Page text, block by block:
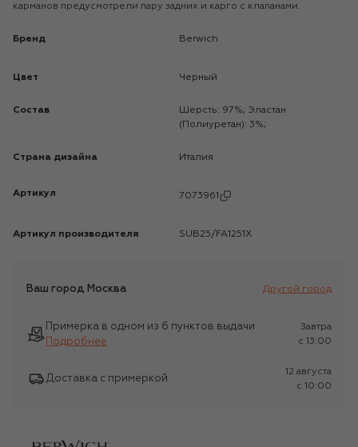
карманов предусмотрели пару задних и карго с клапанами.
Бренд Berwich
Цвет Черный
Состав
Шерсть: 97%; Эластан
(Полиуретан): 3%;
Страна дизайна Италия
Артикул 7073961
Артикул производителя SUB25/FA1251X
Ваш город Москва Другой город
Примерка в одном из 6 пунктов выдачи
Подробнее
Завтра
c 13:00
Доставка с примеркой
12 августа
c 10:00